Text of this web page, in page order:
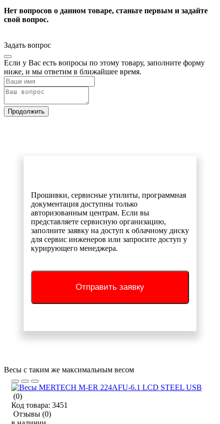
Нет вопросов о данном товаре, станьте первым и задайте
свой вопрос.
Задать вопрос
Если у Вас есть вопросы по этому товару, заполните форму
ниже, и мы ответим в ближайшее время.
Продолжить
Прошивки, сервисные утилиты, программная
документация доступны только
авторизованным центрам. Если вы
представляете сервисную организацию,
заполните заявку на доступ к облачному диску
для сервис инженеров или запросите доступ у
курирующего менеджера.
Отправить заявку
Весы с таким же максимальным весом
(0)
Код товара: 3451
Отзывы (0)